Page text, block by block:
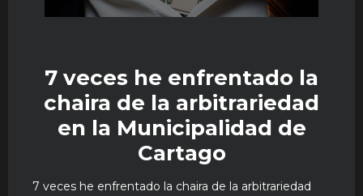
7 veces he enfrentado la
chaira de la arbitrariedad
en la Municipalidad de
Cartago
7 veces he enfrentado la chaira de la arbitrariedad